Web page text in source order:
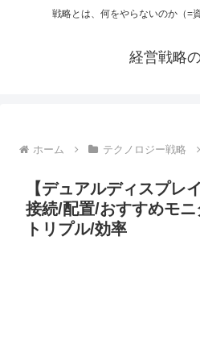
戦略とは、何をやらないのか（=
経営戦略
ホーム テクノロジー戦略
【デュアルディスプレ
接続/配置/おすすめモ
トリプル/効率